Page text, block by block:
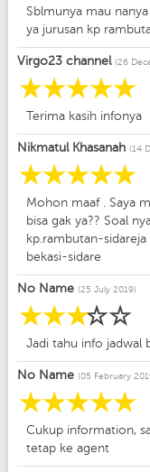
Sblmunya mau
ya jurusan kp
Virgo23 channel (26
☆
☆
☆
☆
☆
Terima kasih infonya
Nikmatul Khasanah (14
☆
☆
☆
☆
☆
Mohon maaf . Saya
bisa gak ya?? Soal
kp.rambutan-
bekasi-sidare
No Name (25 July 2019)
☆
☆
☆
☆
☆
Jadi tahu info jadwal
No Name (05 February
☆
☆
☆
☆
☆
Cukup information,
tetap ke agent